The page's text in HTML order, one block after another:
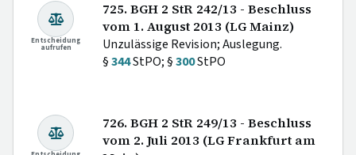
Entscheidung
aufrufen
725. BGH 2 StR 242/13 - Beschluss
vom 1. August 2013 (LG Mainz)
Unzulässige Revision; Auslegung.
§344StPO; §300StPO
726. BGH 2 StR 249/13 - Beschluss
vom 2. Juli 2013 (LG Frankfurt am